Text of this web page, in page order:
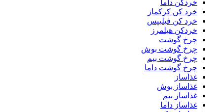
خردکن داما
خرد کن کرکماز
خرد کن فیلیپس
خردکن هیلمرز
چرخ گوشت
چرخ گوشت بوش
چرخ گوشت بیم
چرخ گوشت داما
غذاساز
غذاساز بوش
غذاساز بیم
غذاساز داما